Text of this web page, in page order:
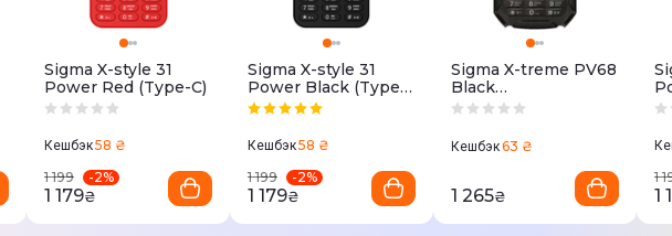
Sigma X-style 31
Power Red (Type-C)
Кешбэк58 ₴
1 199
-2%
1 179₴
Sigma X-style 31
Power Black (Type-
C)
Кешбэк58 ₴
1 199
-2%
1 179₴
Sigma X-treme PV68
Black
(4827798738214)
Кешбэк63 ₴
1 265₴
1
1